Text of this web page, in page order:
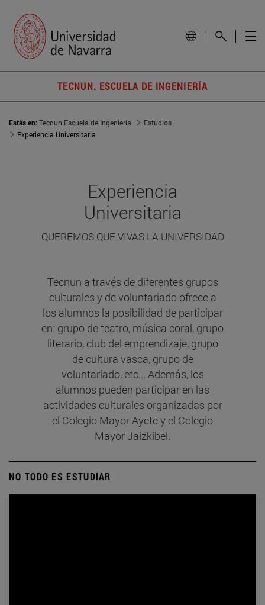
TECNUN. ESCUELA DE INGENIERÍA
Estás en:Tecnun Escuela de Ingeniería
Estudios
Experiencia Universitaria
Experiencia
Universitaria
QUEREMOS QUE VIVAS LA UNIVERSIDAD
Tecnun a través de diferentes grupos
culturales y de voluntariado ofrece a
los alumnos la posibilidad de participar
en: grupo de teatro, música coral, grupo
literario, club del emprendizaje, grupo
de cultura vasca, grupo de
voluntariado, etc... Además, los
alumnos pueden participar en las
actividades culturales organizadas por
el Colegio Mayor Ayete y el Colegio
Mayor Jaizkibel.
NO TODO ES ESTUDIAR